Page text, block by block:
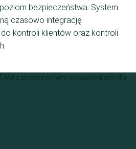
bezpieczeństwa. System
czasowo integrację
kontroli klientów oraz kontroli